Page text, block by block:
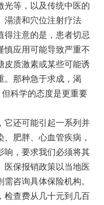
光等，以及传统中医的
溻渍和穴位注射疗法
得注意的是，患者切忌
慎应用可能导致严重不
皮质激素或某些可能诱
。那种急于求成，渴
科学的态度是更重要
它还可能引起一系列并
肥胖、心血管疾病，
响，要求我们必须将其
医保报销政策以当地医
咨询具体保险机构。
检查费从几十元到几百